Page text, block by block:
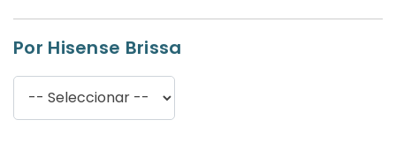
Haupa(15)
Por Hisense Brissa